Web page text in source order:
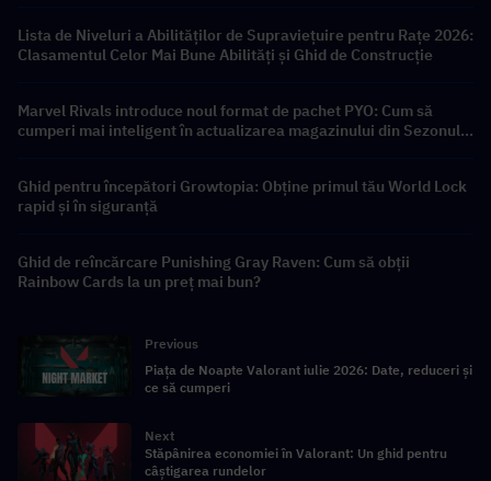
Lista de Niveluri a Abilităților de Supraviețuire pentru Rațe 2026:
Clasamentul Celor Mai Bune Abilități și Ghid de Construcție
Marvel Rivals introduce noul format de pachet PYO: Cum să
cumperi mai inteligent în actualizarea magazinului din Sezonul
Ghid pentru începători Growtopia: Obține primul tău World Lock
rapid și în siguranță
Ghid de reîncărcare Punishing Gray Raven: Cum să obții
Rainbow Cards la un preț mai bun?
Previous
Piața de Noapte Valorant iulie 2026: Date, reduceri și
ce să cumperi
Next
Stăpânirea economiei în Valorant: Un ghid pentru
câștigarea rundelor